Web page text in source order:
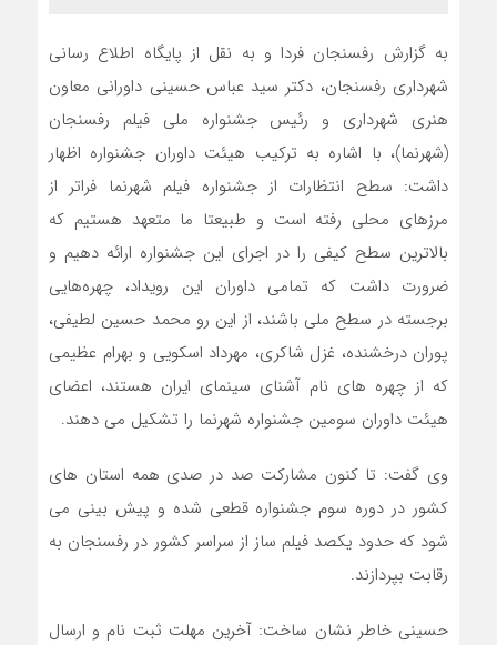
به گزارش رفسنجان فردا و به نقل از پایگاه اطلاع رسانی
شهرداری رفسنجان، دکتر سید عباس حسینی داورانی معاون
هنری شهرداری و رئیس جشنواره ملی فیلم رفسنجان
(شهرنما)، با اشاره به ترکیب هیئت داوران جشنواره اظهار
داشت: سطح انتظارات از جشنواره فیلم شهرنما فراتر از
مرزهای محلی رفته است و طبیعتا ما متعهد هستیم که
بالاترین سطح کیفی را در اجرای این جشنواره ارائه دهیم و
ضرورت داشت که تمامی داوران این رویداد، چهره‌هایی
برجسته در سطح ملی باشند، از این رو محمد حسین لطیفی،
پوران درخشنده، غزل شاکری، مهرداد اسکویی و بهرام عظیمی
که از چهره های نام آشنای سینمای ایران هستند، اعضای
هیئت داوران سومین جشنواره شهرنما را تشکیل می دهند.
وی گفت: تا کنون مشارکت صد در صدی همه استان های
کشور در دوره سوم جشنواره قطعی شده و پیش بینی می
شود که حدود یکصد فیلم ساز از سراسر کشور در رفسنجان به
رقابت بپردازند.
حسینی خاطر نشان ساخت: آخرین مهلت ثبت نام و ارسال